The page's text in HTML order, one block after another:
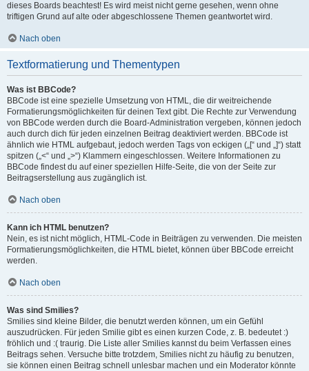
dieses Boards beachtest! Es wird meist nicht gerne gesehen, wenn ohne
triftigen Grund auf alte oder abgeschlossene Themen geantwortet wird.
Nach oben
Textformatierung und Thementypen
Was ist BBCode?
BBCode ist eine spezielle Umsetzung von HTML, die dir weitreichende
Formatierungsmöglichkeiten für deinen Text gibt. Die Rechte zur Verwendung
von BBCode werden durch die Board-Administration vergeben, können jedoch
auch durch dich für jeden einzelnen Beitrag deaktiviert werden. BBCode ist
ähnlich wie HTML aufgebaut, jedoch werden Tags von eckigen („[“ und „]“) statt
spitzen („<“ und „>“) Klammern eingeschlossen. Weitere Informationen zu
BBCode findest du auf einer speziellen Hilfe-Seite, die von der Seite zur
Beitragserstellung aus zugänglich ist.
Nach oben
Kann ich HTML benutzen?
Nein, es ist nicht möglich, HTML-Code in Beiträgen zu verwenden. Die meisten
Formatierungsmöglichkeiten, die HTML bietet, können über BBCode erreicht
werden.
Nach oben
Was sind Smilies?
Smilies sind kleine Bilder, die benutzt werden können, um ein Gefühl
auszudrücken. Für jeden Smilie gibt es einen kurzen Code, z. B. bedeutet :)
fröhlich und :( traurig. Die Liste aller Smilies kannst du beim Verfassen eines
Beitrags sehen. Versuche bitte trotzdem, Smilies nicht zu häufig zu benutzen,
sie können einen Beitrag schnell unlesbar machen und ein Moderator könnte